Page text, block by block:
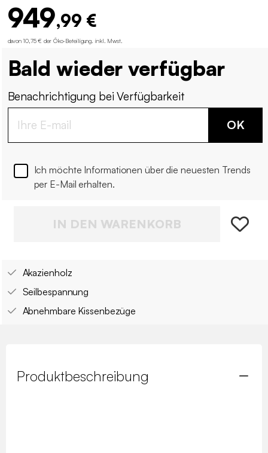
949,99 €
davon 10,75 € der Öko-Beteiligung inkl. Mwst.
Bald wieder verfügbar
Benachrichtigung bei Verfügbarkeit
OK
Ich möchte Informationen über die neuesten Trends
per E-Mail erhalten.
IN DEN WARENKORB
Akazienholz
Seilbespannung
Abnehmbare Kissenbezüge
Produktbeschreibung